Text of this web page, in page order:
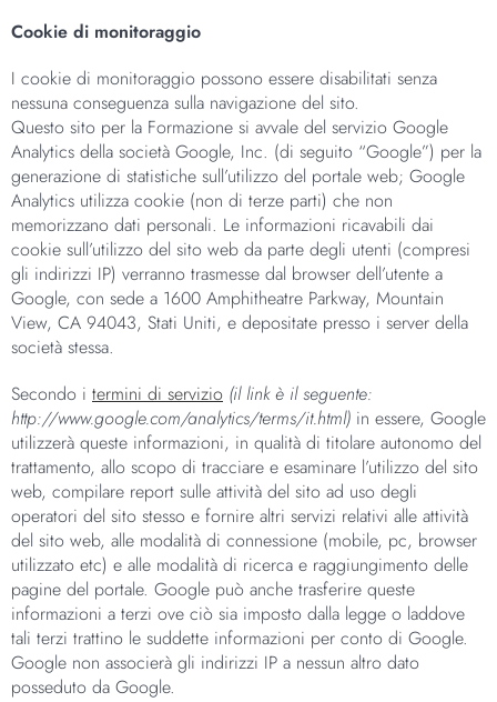
Cookie di monitoraggio
I cookie di monitoraggio possono essere disabilitati senza
nessuna conseguenza sulla navigazione del sito.
Questo sito per la Formazione si avvale del servizio Google
Analytics della società Google, Inc. (di seguito “Google”) per la
generazione di statistiche sull’utilizzo del portale web; Google
Analytics utilizza cookie (non di terze parti) che non
memorizzano dati personali. Le informazioni ricavabili dai
cookie sull’utilizzo del sito web da parte degli utenti (compresi
gli indirizzi IP) verranno trasmesse dal browser dell’utente a
Google, con sede a 1600 Amphitheatre Parkway, Mountain
View, CA 94043, Stati Uniti, e depositate presso i server della
società stessa.
Secondo i termini di servizio (il link è il seguente:
http://www.google.com/analytics/terms/it.html) in essere, Google
utilizzerà queste informazioni, in qualità di titolare autonomo del
trattamento, allo scopo di tracciare e esaminare l’utilizzo del sito
web, compilare report sulle attività del sito ad uso degli
operatori del sito stesso e fornire altri servizi relativi alle attività
del sito web, alle modalità di connessione (mobile, pc, browser
utilizzato etc) e alle modalità di ricerca e raggiungimento delle
pagine del portale. Google può anche trasferire queste
informazioni a terzi ove ciò sia imposto dalla legge o laddove
tali terzi trattino le suddette informazioni per conto di Google.
Google non associerà gli indirizzi IP a nessun altro dato
posseduto da Google.